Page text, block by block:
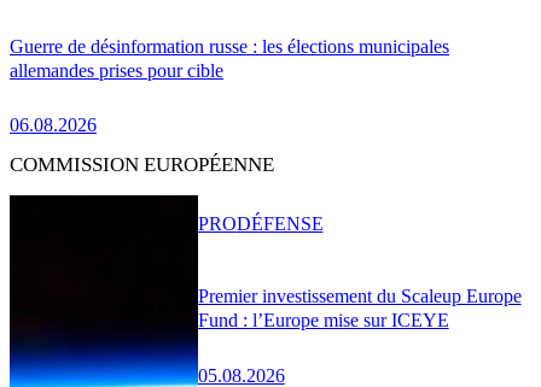
Guerre de désinformation russe : les élections municipales
allemandes prises pour cible
06.08.2026
COMMISSION EUROPÉENNE
Premier investissement du Scaleup Europe
Fund : l’Europe mise sur ICEYE
05.08.2026
PRODÉFENSE